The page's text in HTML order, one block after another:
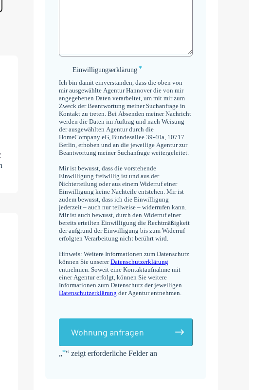
„*“ zeigt erforderliche Felder an
Einwilligungserklärung
Einwilligungserklärung *
Ich bin damit einverstanden, dass die oben von
mir ausgewählte Agentur Hannover die von mir
angegebenen Daten verarbeitet, um mit mir zum
Zweck der Beantwortung meiner Suchanfrage in
Kontakt zu treten. Bei Absenden meiner Nachricht
werden die Daten im Auftrag und nach Weisung
der ausgewählten Agentur durch die
HomeCompany eG, Bundesallee 39-40a, 10717
Berlin, erhoben und an die jeweilige Agentur zur
Beantwortung meiner Suchanfrage weitergeleitet.
Mir ist bewusst, dass die vorstehende
Einwilligung freiwillig ist und aus der
Nichterteilung oder aus einem Widerruf einer
Einwilligung keine Nachteile entstehen. Mir ist
zudem bewusst, dass ich die Einwilligung
jederzeit – auch nur teilweise – widerrufen kann.
Mir ist auch bewusst, durch den Widerruf einer
bereits erteilten Einwilligung die Rechtmäßigkeit
der aufgrund der Einwilligung bis zum Widerruf
erfolgten Verarbeitung nicht berührt wird.
Hinweis: Weitere Informationen zum Datenschutz
können Sie unsererDatenschutzerklärung
entnehmen. Soweit eine Kontaktaufnahme mit
einer Agentur erfolgt, können Sie weitere
Informationen zum Datenschutz der jeweiligen
Datenschutzerklärung der Agentur entnehmen.
Wohnung anfragen